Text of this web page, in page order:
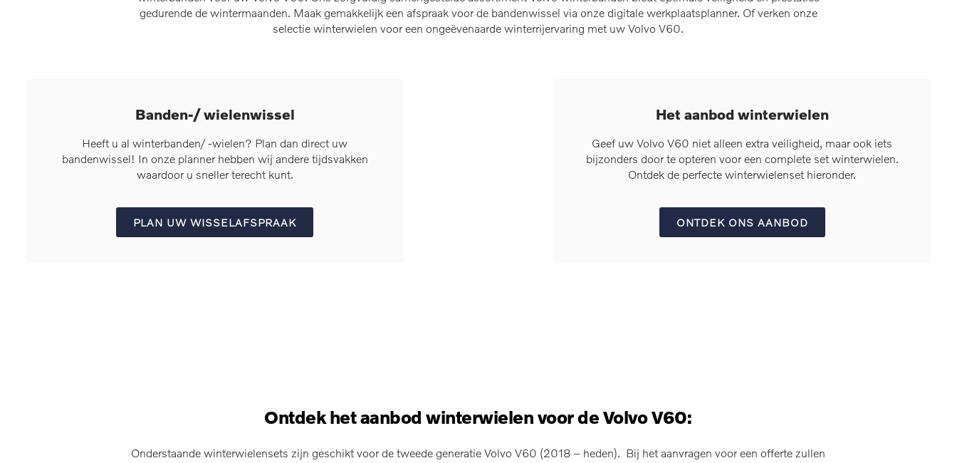
gedurende de wintermaanden. Maak gemakkelijk een afspraak voor de bandenwissel via onze digitale werkplaatsplanner. Of verken onze
selectie winterwielen voor een ongeëvenaarde winterrijervaring met uw Volvo V60.
Banden-/ wielenwissel
Heeft u al winterbanden/ -wielen? Plan dan direct uw
bandenwissel! In onze planner hebben wij andere tijdsvakken
waardoor u sneller terecht kunt.
PLAN UW WISSELAFSPRAAK
Het aanbod winterwielen
Geef uw Volvo V60 niet alleen extra veiligheid, maar ook iets
bijzonders door te opteren voor een complete set winterwielen.
Ontdek de perfecte winterwielenset hieronder.
ONTDEK ONS AANBOD
Ontdek het aanbod winterwielen voor de Volvo V60:
Onderstaande winterwielensets zijn geschikt voor de tweede generatie Volvo V60 (2018 – heden). Bij het aanvragen voor een offerte zullen